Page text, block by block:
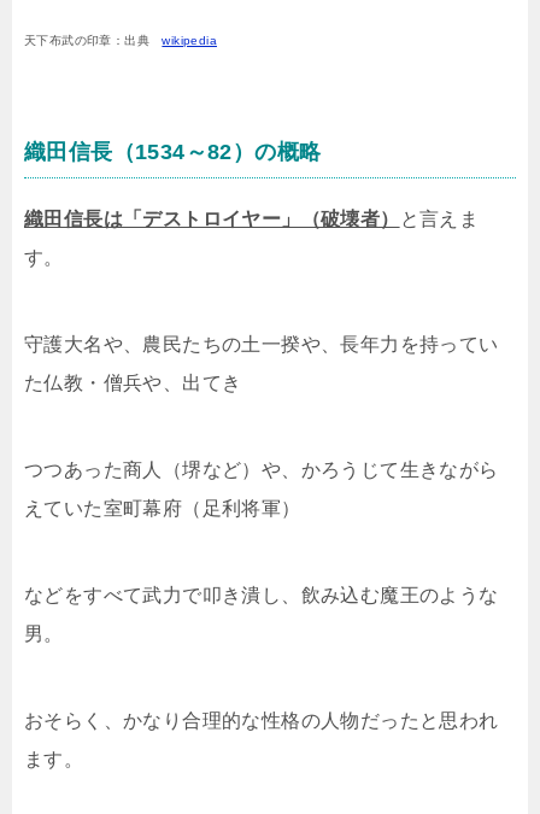
天下布武の印章：出典wikipedia
織田信長（1534～82）の概略
織田信長は「デストロイヤー」（破壊者）
と言えま
す。
守護大名や、農民たちの土一揆や、長年力を持ってい
た仏教・僧兵や、出てき
つつあった商人（堺など）や、かろうじて生きながら
えていた室町幕府（足利将軍）
などをすべて武力で叩き潰し、飲み込む魔王のような
男。
おそらく、かなり合理的な性格の人物だったと思われ
ます。